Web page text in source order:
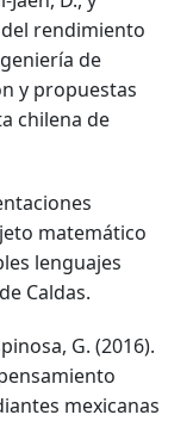
del rendimiento
de
y propuestas
chilena de
matemático
lenguajes
Caldas.
G. (2016).
mexicanas